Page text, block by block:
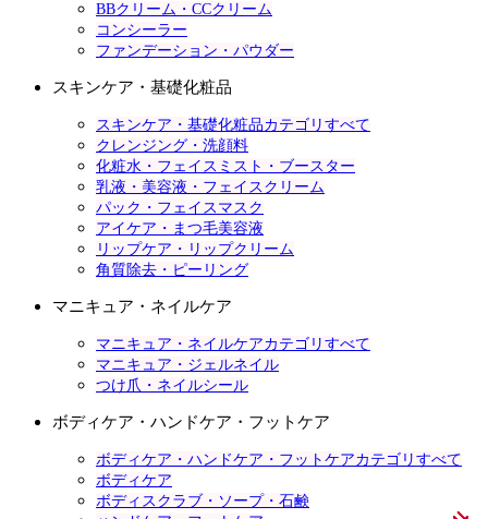
BBクリーム・CCクリーム
コンシーラー
ファンデーション・パウダー
スキンケア・基礎化粧品
スキンケア・基礎化粧品カテゴリすべて
クレンジング・洗顔料
化粧水・フェイスミスト・ブースター
乳液・美容液・フェイスクリーム
パック・フェイスマスク
アイケア・まつ毛美容液
リップケア・リップクリーム
角質除去・ピーリング
マニキュア・ネイルケア
マニキュア・ネイルケアカテゴリすべて
マニキュア・ジェルネイル
つけ爪・ネイルシール
ボディケア・ハンドケア・フットケア
ボディケア・ハンドケア・フットケアカテゴリすべて
ボディケア
ボディスクラブ・ソープ・石鹸